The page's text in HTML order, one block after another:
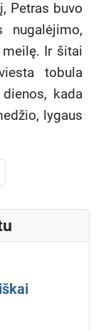
Petras buvo
Ir šitai
tobula
kada
lygaus